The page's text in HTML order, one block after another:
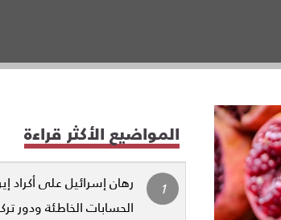
المواضيع الأكثر قراءة
رهان إسرائيل على أكراد
الحسابات الخاطئة ودور